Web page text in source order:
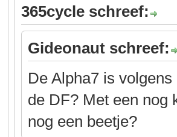
365cycle schreef:
Gideonaut schreef:
De Alpha7 is
de DF? Met een nog
nog een beetje?